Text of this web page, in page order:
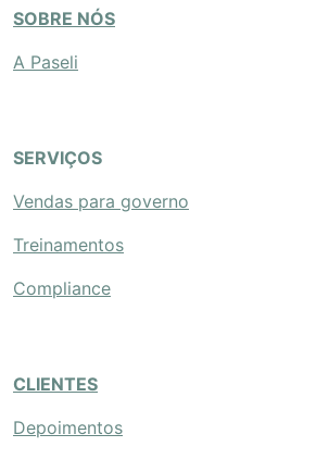
SOBRE NÓS
A Paseli
SERVIÇOS
Vendas para governo
Treinamentos
Compliance
CLIENTES
Depoimentos